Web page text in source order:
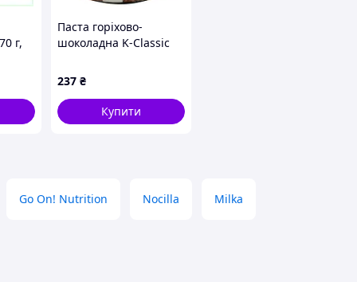
г,
Паста горіхово-
шоколадна K-Classic
двоколірна 750 г
237 ₴
Купити
Go On! Nutrition Nocilla Milka